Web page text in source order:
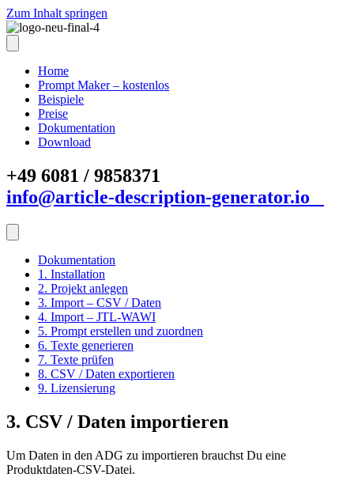
Zum Inhalt springen
Home
Prompt Maker – kostenlos
Beispiele
Preise
Dokumentation
Download
+49 6081 / 9858371
info@article-description-generator.io
Dokumentation
1. Installation
2. Projekt anlegen
3. Import – CSV / Daten
4. Import – JTL-WAWI
5. Prompt erstellen und zuordnen
6. Texte generieren
7. Texte prüfen
8. CSV / Daten exportieren
9. Lizensierung
3. CSV / Daten importieren
Um Daten in den ADG zu importieren brauchst Du eine
Produktdaten-CSV-Datei.